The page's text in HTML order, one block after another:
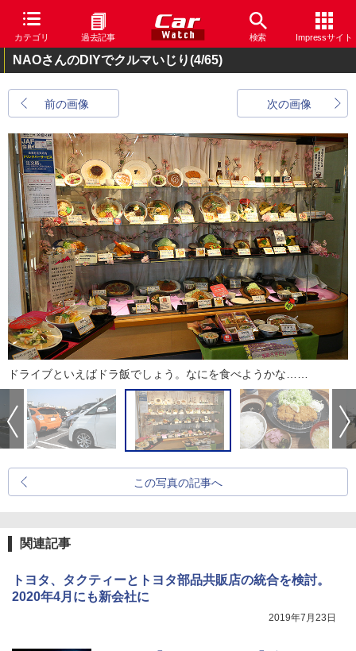
カテゴリ 過去記事 検索 Impressサイト
NAOさんのDIYでクルマいじり(4/65)
前の画像 次の画像
ドライブといえばドラ飯でしょう。なにを食べようかな……
この写真の記事へ
関連記事
トヨタ、タクティーとトヨタ部品共販店の統合を検討。
2020年4月にも新会社に
2019年7月23日